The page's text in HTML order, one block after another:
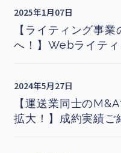
2025年1月07日
【ライティング事
へ！】Webライテ
2024年5月27日
【運送業同士の
拡大！】成約実績ご